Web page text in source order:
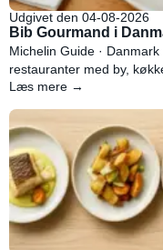
Udgivet den 04-08-2026
Bib Gourmand i
Michelin Guide ·
restauranter med by,
Læs mere →